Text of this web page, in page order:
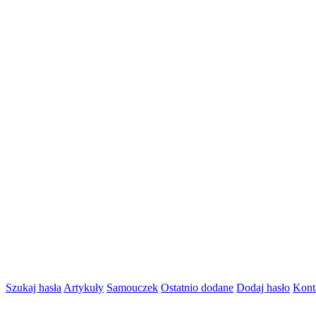
Szukaj hasła Artykuły Samouczek Ostatnio dodane Dodaj hasło